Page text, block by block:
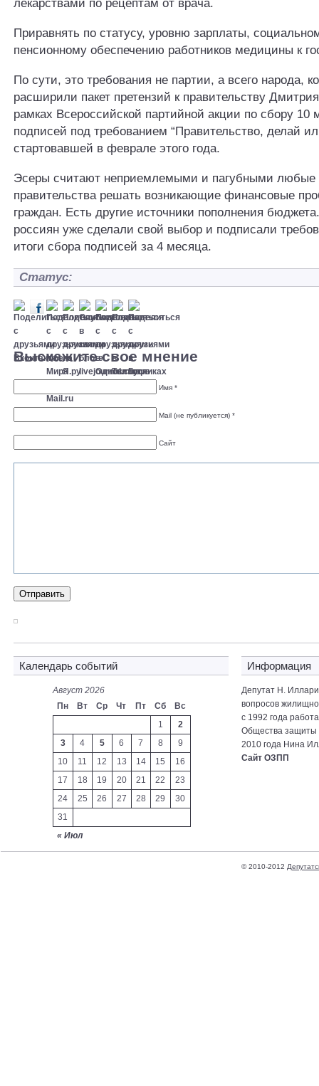
лекарствами по рецептам от врача.
Приравнять по статусу, уровню зарплаты,
пенсионному обеспечению работников медицины к
По сути, это требования не партии, а всего народа,
расширили пакет претензий к правительству
рамках Всероссийской партийной акции по сбору 10
подписей под требованием “Правительство, делай
стартовавшей в феврале этого года.
Эсеры считают неприемлемыми и пагубными любые
правительства решать возникающие финансовые
граждан. Есть другие источники пополнения
россиян уже сделали свой выбор и подписали
итоги сбора подписей за 4 месяца.
Статус:
Выскажите свое мнение
Имя *
Mail (не публикуется) *
Сайт
Календарь событий
Август 2026
Пн
Вт Ср Чт Пт Сб Вс
« Июл
1
2
3
4 5 6 7 8
9
10
11 12 13 14 15
16
17
18 19 20 21 22
23
24
25 26 27 28 29
30
31
Информация
Депутат Н.
вопросов
с 1992 года
Общества защиты
2010 года Нина
Сайт ОЗПП
© 2010-2012